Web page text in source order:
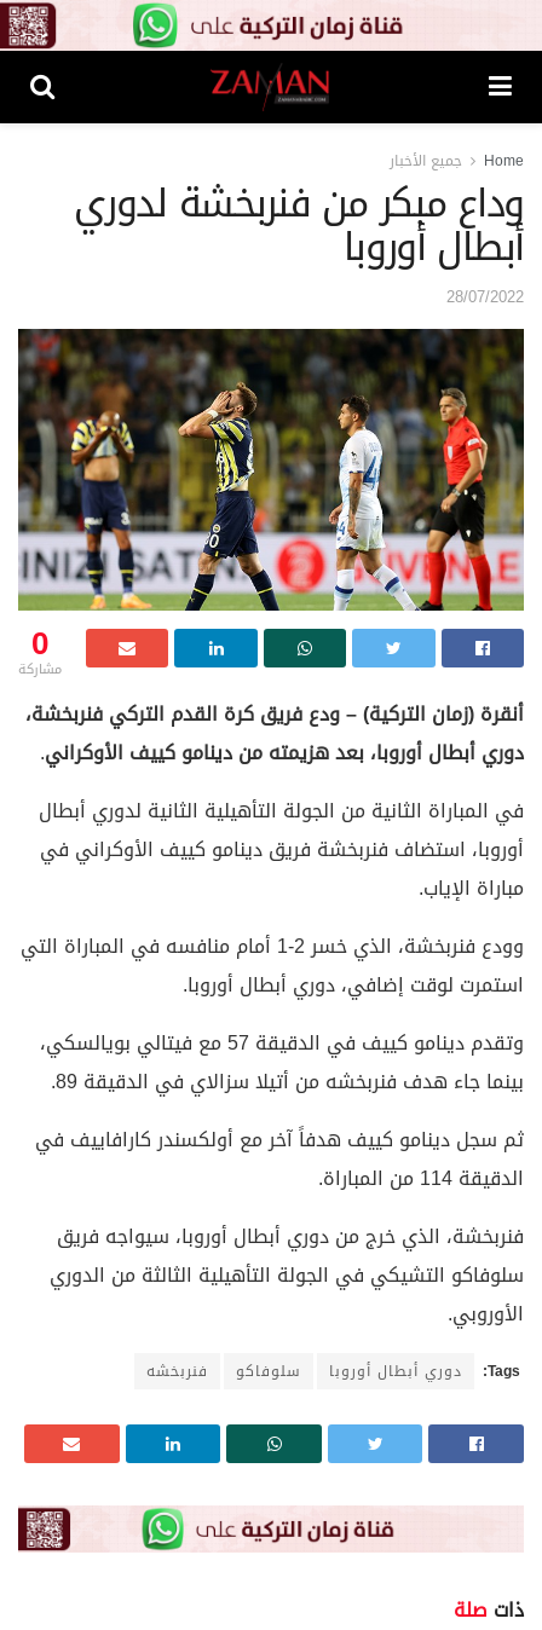
Home جميع الأخبار
وداع مبكر من فنربخشة لدوري
أبطال أوروبا
28/07/2022
0
مشاركة
أنقرة (زمان التركية) – ودع فريق كرة القدم التركي فنربخشة،
دوري أبطال أوروبا، بعد هزيمته من دينامو كييف الأوكراني.
في المباراة الثانية من الجولة التأهيلية الثانية لدوري أبطال
أوروبا، استضاف فنربخشة فريق دينامو كييف الأوكراني في
مباراة الإياب.
وودع فنربخشة، الذي خسر 2-1 أمام منافسه في المباراة التي
استمرت لوقت إضافي، دوري أبطال أوروبا.
وتقدم دينامو كييف في الدقيقة 57 مع فيتالي بويالسكي،
بينما جاء هدف فنربخشه من أتيلا سزالاي في الدقيقة 89.
ثم سجل دينامو كييف هدفاً آخر مع أولكسندر كارافاييف في
الدقيقة 114 من المباراة.
فنربخشة، الذي خرج من دوري أبطال أوروبا، سيواجه فريق
سلوفاكو التشيكي في الجولة التأهيلية الثالثة من الدوري
الأوروبي.
Tags: دوري أبطال أوروبا سلوفاكو فنربخشه
ذات صلة